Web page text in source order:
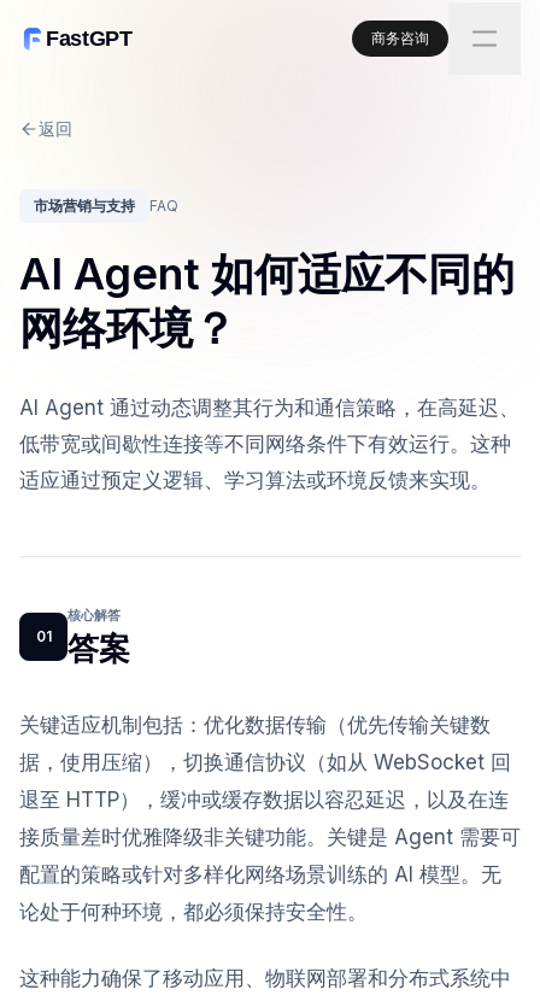
FastGPT 商务咨询
返回
市场营销与支持 FAQ
AI Agent 如何适应不同的
网络环境？
AI Agent 通过动态调整其行为和通信策略，在高延迟、
低带宽或间歇性连接等不同网络条件下有效运行。这种
适应通过预定义逻辑、学习算法或环境反馈来实现。
01
核心解答
答案
关键适应机制包括：优化数据传输（优先传输关键数
据，使用压缩），切换通信协议（如从 WebSocket 回
退至 HTTP），缓冲或缓存数据以容忍延迟，以及在连
接质量差时优雅降级非关键功能。关键是 Agent 需要可
配置的策略或针对多样化网络场景训练的 AI 模型。无
论处于何种环境，都必须保持安全性。
这种能力确保了移动应用、物联网部署和分布式系统中